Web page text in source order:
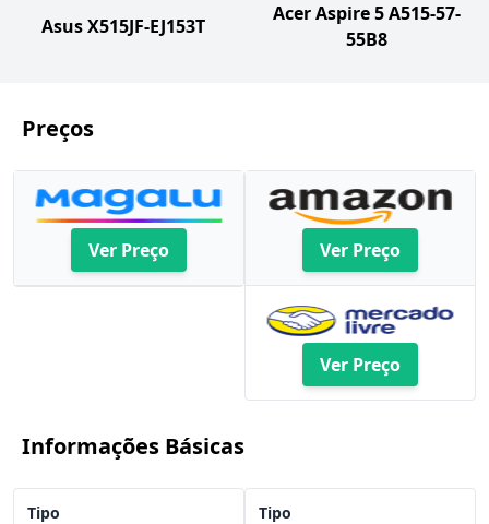
Asus X515JF-EJ153T
Acer Aspire 5 A515-57-
55B8
Preços
Ver Preço Ver Preço
Ver Preço
Informações Básicas
Tipo Tipo